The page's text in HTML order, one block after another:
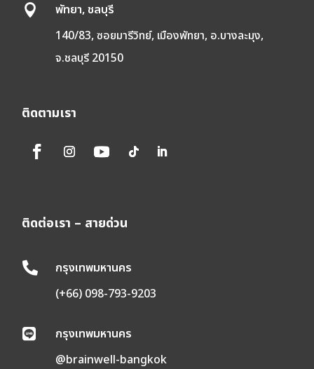

พัทยา, ชลบุรี
140/83, ซอยมารีวิทย์, เมืองพัทยา, อ.บางละมุง,
จ.ชลบุรี 20150
ติดตามเรา
ติดต่อเรา – สายด่วน

กรุงเทพมหานคร
(+66) 098-793-9203

กรุงเทพมหานคร
@brainwell-bangkok